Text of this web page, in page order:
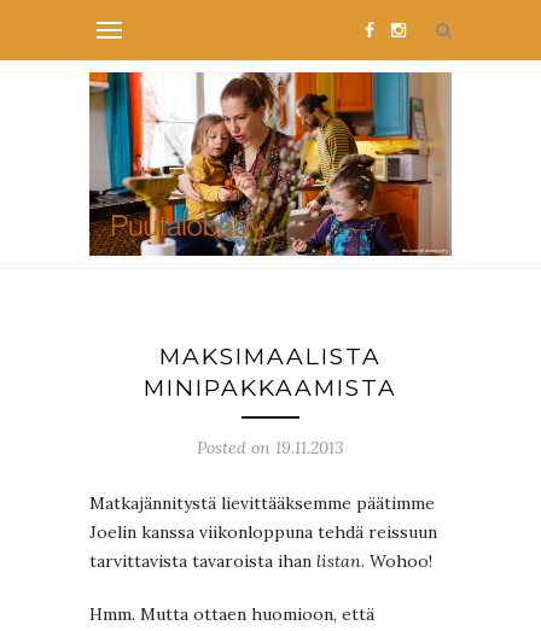
MAKSIMAALISTA
MINIPAKKAAMISTA
Posted on 19.11.2013
Matkajännitystä lievittääksemme päätimme
Joelin kanssa viikonloppuna tehdä reissuun
tarvittavista tavaroista ihan listan. Wohoo!
Hmm. Mutta ottaen huomioon, että